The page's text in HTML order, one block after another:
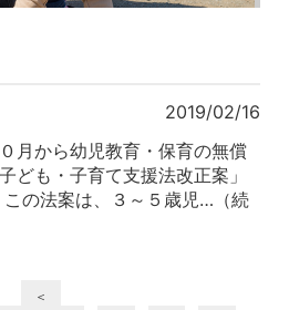
2019/02/16
月から幼児教育・保育の無償
ども・子育て支援法改正案」
の法案は、３～５歳児…（続
＜